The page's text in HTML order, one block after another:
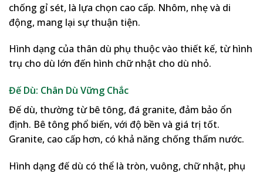
chống gỉ sét, là lựa chọn cao cấp. Nhôm, nhẹ và di
động, mang lại sự thuận tiện.
Hình dạng của thân dù phụ thuộc vào thiết kế, từ hình
trụ cho dù lớn đến hình chữ nhật cho dù nhỏ.
Đế Dù: Chân Dù Vững Chắc
Đế dù, thường từ bê tông, đá granite, đảm bảo ổn
định. Bê tông phổ biến, với độ bền và giá trị tốt.
Granite, cao cấp hơn, có khả năng chống thấm nước.
Hình dạng đế dù có thể là tròn, vuông, chữ nhật, phụ